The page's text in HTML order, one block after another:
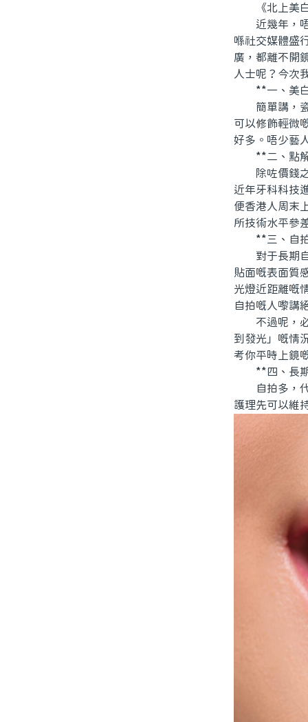
《北上美白
近幾年，唔
喺社交媒體盛
廣，都離不開
人士呢？今次
**一、美白
簡單講，瓷
可以修飾輕微
好多。唔少藝
**二、點解
除咗價錢之
近年牙科科技
便香港人周末
所技術水平參
**三、自拍
對于長期自
貼面嘅表面質
光燈近距離嘅
自拍嘅人嚟講
不過呢，必
到發光」嘅情
考你平時上鏡
**四、長期
自拍多，代
護理先可以維